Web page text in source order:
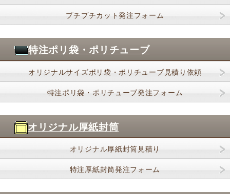
プチプチカット発注フォーム
特注ポリ袋・ポリチューブ
オリジナルサイズポリ袋・ポリチューブ見積り依頼
特注ポリ袋・ポリチューブ発注フォーム
オリジナル厚紙封筒
オリジナル厚紙封筒見積り
特注厚紙封筒発注フォーム